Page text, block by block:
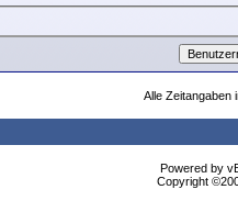
Alle Zeitangaben
Powered by
Copyright